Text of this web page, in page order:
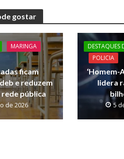
e
b
o
o
k
itt
er s
A
p
p
y
Li
n
k
gostar
MARINGA
ficam
e reduzem
rede pública
de 2026
DESTAQUES
POLICIA
‘Homem-
lidera
5